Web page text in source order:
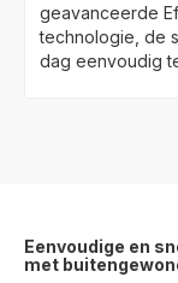
geavanceerde
technologie, de
dag eenvoudig
Eenvoudige en
met